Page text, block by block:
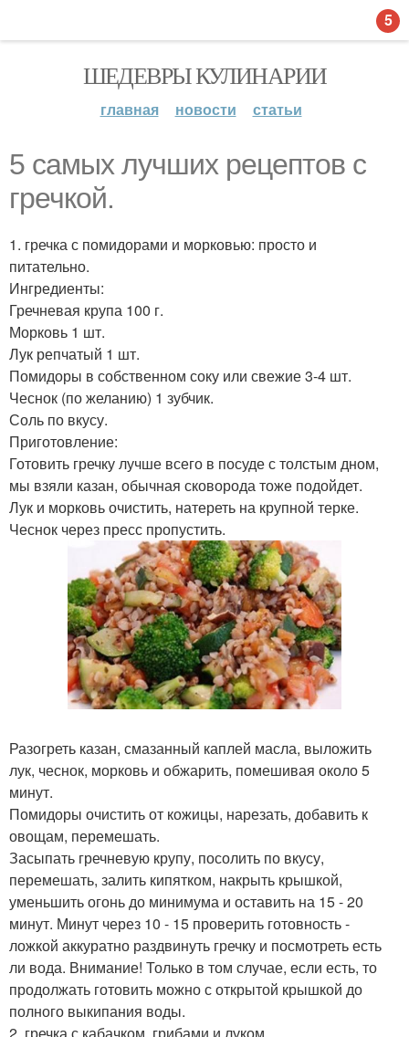
ШЕДЕВРЫ КУЛИНАРИИ
главная новости статьи
5 самых лучших рецептов с
гречкой.
1. гречка с помидорами и морковью: просто и
питательно.
Ингредиенты:
Гречневая крупа 100 г.
Морковь 1 шт.
Лук репчатый 1 шт.
Помидоры в собственном соку или свежие 3-4 шт.
Чеснок (по желанию) 1 зубчик.
Соль по вкусу.
Приготовление:
Готовить гречку лучше всего в посуде с толстым дном,
мы взяли казан, обычная сковорода тоже подойдет.
Лук и морковь очистить, натереть на крупной терке.
Чеснок через пресс пропустить.
Разогреть казан, смазанный каплей масла, выложить
лук, чеснок, морковь и обжарить, помешивая около 5
минут.
Помидоры очистить от кожицы, нарезать, добавить к
овощам, перемешать.
Засыпать гречневую крупу, посолить по вкусу,
перемешать, залить кипятком, накрыть крышкой,
уменьшить огонь до минимума и оставить на 15 - 20
минут. Минут через 10 - 15 проверить готовность -
ложкой аккуратно раздвинуть гречку и посмотреть есть
ли вода. Внимание! Только в том случае, если есть, то
продолжать готовить можно с открытой крышкой до
полного выкипания воды.
5